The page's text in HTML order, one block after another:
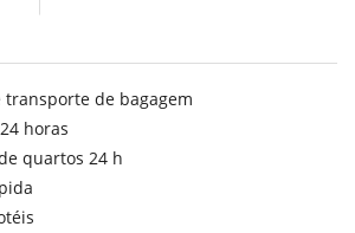
transporte de bagagem
horas
quartos 24 h